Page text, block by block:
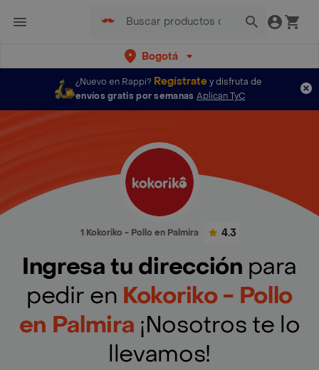
Bogotá
¿Nuevo en Rappi? Regístratey disfruta de
envíos gratis por semanas Aplican TyC
1 Kokoriko - Pollo en Palmira 4.3
Ingresa tu dirección para
pedir en Kokoriko - Pollo
en Palmira ¡Nosotros te lo
llevamos!